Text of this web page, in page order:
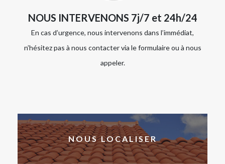
NOUS INTERVENONS 7j/7 et 24h/24
En cas d’urgence, nous intervenons dans l’immédiat,
n’hésitez pas à nous contacter via le formulaire ou à nous
appeler.
NOUS LOCALISER